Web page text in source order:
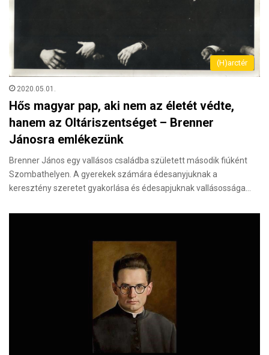
(H)arctér
2020.05.01.
Hős magyar pap, aki nem az életét védte,
hanem az Oltáriszentséget – Brenner
Jánosra emlékezünk
Brenner János egy vallásos családba született második fiúként
Szombathelyen. A gyerekek számára édesanyjuknak a
keresztény szeretet gyakorlása és édesapjuknak vallásossága…